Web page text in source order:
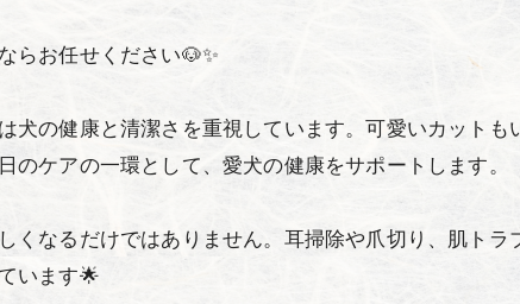
らお任せください🐶✨
犬の健康と清潔さを重視しています。可愛いカット
のケアの一環として、愛犬の健康をサポートします。
くなるだけではありません。耳掃除や爪切り、肌ト
います🌟